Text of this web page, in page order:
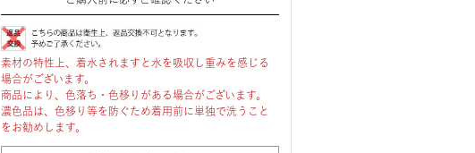
素材の特性上、着水されますと水を吸収し重みを感じる
場合がございます。
商品により、色落ち・色移りがある場合がございます。
濃色品は、色移り等を防ぐため着用前に単独で洗うこと
をお勧めします。